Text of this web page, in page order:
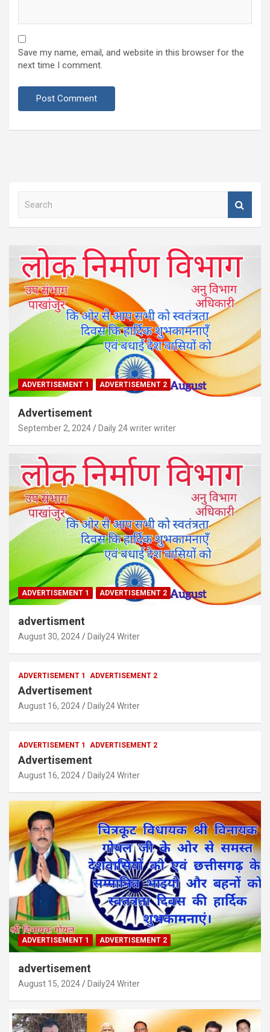
Save my name, email, and website in this browser for the
next time I comment.
h
ADVERTISEMENT 1 ADVERTISEMENT 2
Advertisement
September 2, 2024 Daily 24 writer writer
ADVERTISEMENT 1 ADVERTISEMENT 2
advertisment
August 30, 2024 Daily24 Writer
ADVERTISEMENT 1 ADVERTISEMENT 2
Advertisement
August 16, 2024 Daily24 Writer
ADVERTISEMENT 1 ADVERTISEMENT 2
Advertisement
August 16, 2024 Daily24 Writer
ADVERTISEMENT 1 ADVERTISEMENT 2
advertisement
August 15, 2024 Daily24 Writer